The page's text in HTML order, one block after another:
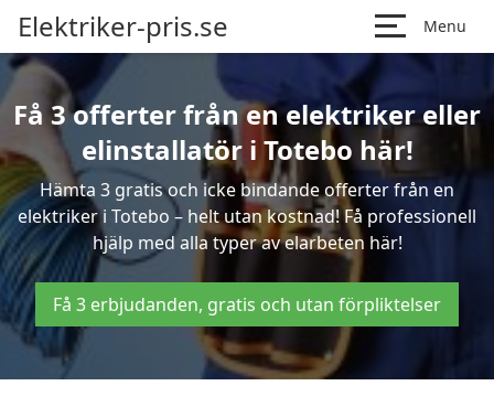
Elektriker-pris.se Menu
Få 3 offerter från en elektriker eller
elinstallatör i Totebo här!
Hämta 3 gratis och icke bindande offerter från en
elektriker i Totebo – helt utan kostnad! Få professionell
hjälp med alla typer av elarbeten här!
Få 3 erbjudanden, gratis och utan förpliktelser